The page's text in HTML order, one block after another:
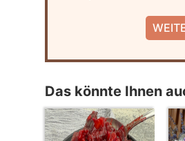
Das könnte Ihnen